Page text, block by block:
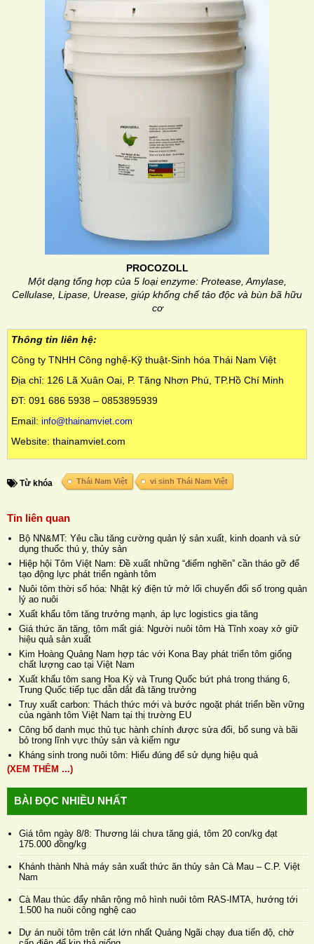
PROCOZOLL
Một dạng tổng hợp của 5 loại enzyme: Protease, Amylase,
Cellulase, Lipase, Urease, giúp khống chế tảo độc và bùn bã hữu
cơ
Thông tin liên hệ:
Công ty TNHH Công nghệ-Kỹ thuật-Sinh hóa Thái Nam Việt
Địa chỉ: 126 Lã Xuân Oai, P. Tăng Nhơn Phú, TP.Hồ Chí Minh
ĐT: 091 686 5938 – 0853895939
Email: info@thainamviet.com
Website: thainamviet.com
Từ khóa Thái Nam Việt vi sinh Thái Nam Việt
Tin liên quan
Bộ NN&MT: Yêu cầu tăng cường quản lý sản xuất, kinh doanh và sử
dụng thuốc thú y, thủy sản
Hiệp hội Tôm Việt Nam: Đề xuất những “điểm nghẽn” cần tháo gỡ để
tạo động lực phát triển ngành tôm
Nuôi tôm thời số hóa: Nhật ký điện tử mở lối chuyển đổi số trong quản
lý ao nuôi
Xuất khẩu tôm tăng trưởng mạnh, áp lực logistics gia tăng
Giá thức ăn tăng, tôm mất giá: Người nuôi tôm Hà Tĩnh xoay xở giữ
hiệu quả sản xuất
Kim Hoàng Quảng Nam hợp tác với Kona Bay phát triển tôm giống
chất lượng cao tại Việt Nam
Xuất khẩu tôm sang Hoa Kỳ và Trung Quốc bứt phá trong tháng 6,
Trung Quốc tiếp tục dẫn dắt đà tăng trưởng
Truy xuất carbon: Thách thức mới và bước ngoặt phát triển bền vững
của ngành tôm Việt Nam tại thị trường EU
Công bố danh mục thủ tục hành chính được sửa đổi, bổ sung và bãi
bỏ trong lĩnh vực thủy sản và kiểm ngư
Kháng sinh trong nuôi tôm: Hiểu đúng để sử dụng hiệu quả
(XEM THÊM ...)
BÀI ĐỌC NHIỀU NHẤT
Giá tôm ngày 8/8: Thương lái chưa tăng giá, tôm 20 con/kg đạt
175.000 đồng/kg
Khánh thành Nhà máy sản xuất thức ăn thủy sản Cà Mau – C.P. Việt
Nam
Cà Mau thúc đẩy nhân rộng mô hình nuôi tôm RAS-IMTA, hướng tới
1.500 ha nuôi công nghệ cao
Dự án nuôi tôm trên cát lớn nhất Quảng Ngãi chạy đua tiến độ, chờ